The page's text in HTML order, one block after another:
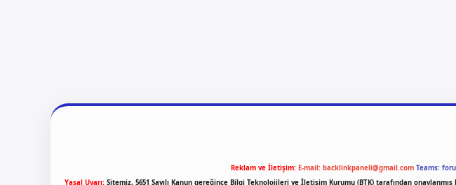
Reklam ve İletişim: E-mail: backlinkpaneli@gmail.com Teams:
Yasal Uyarı: Sitemiz, 5651 Sayılı Kanun gereğince Bilgi Teknolojileri ve İletişim Kurumu (BTK) tarafından